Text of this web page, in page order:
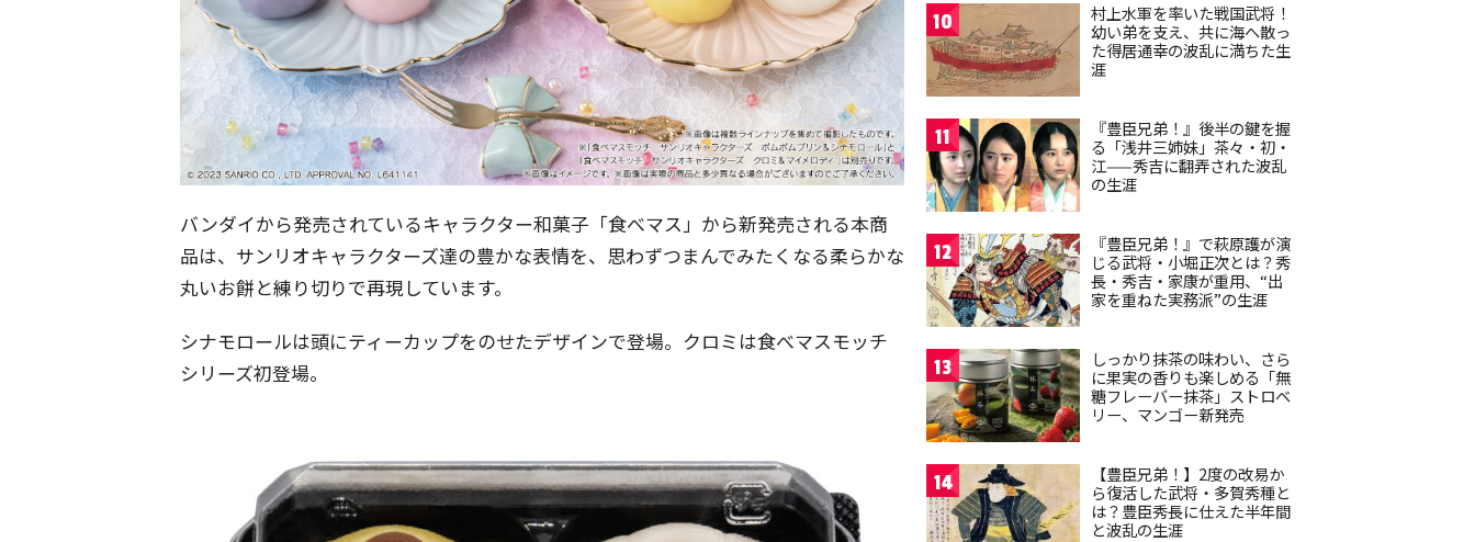
バンダイから発売されているキャラクター和菓子「食べマス」から新発売される本商
品は、サンリオキャラクターズ達の豊かな表情を、思わずつまんでみたくなる柔らかな
丸いお餅と練り切りで再現しています。
シナモロールは頭にティーカップをのせたデザインで登場。クロミは食べマスモッチ
シリーズ初登場。
10
村上水軍を率いた戦国武将！
幼い弟を支え、共に海へ散っ
た得居通幸の波乱に満ちた生
涯
11
『豊臣兄弟！』後半の鍵を握
る「浅井三姉妹」茶々・初・
江——秀吉に翻弄された波乱
の生涯
12
『豊臣兄弟！』で萩原護が演
じる武将・小堀正次とは？秀
長・秀吉・家康が重用、“出
家を重ねた実務派”の生涯
13
しっかり抹茶の味わい、さら
に果実の香りも楽しめる「無
糖フレーバー抹茶」ストロベ
リー、マンゴー新発売
14
【豊臣兄弟！】2度の改易か
ら復活した武将・多賀秀種と
は？豊臣秀長に仕えた半年間
と波乱の生涯